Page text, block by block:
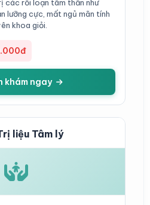
các rối loạn tâm thần như
lưỡng cực, mất ngủ mãn tính
khoa giỏi.
khám ngay
liệu Tâm lý